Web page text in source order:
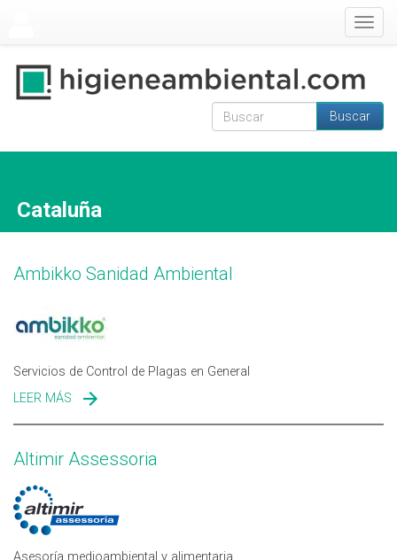
Formulario de
Buscar
Cataluña
Ambikko Sanidad Ambiental
Servicios de Control de Plagas en General
LEER MÁS SOBRE AMBIKKO SANIDAD AMBIENTAL
Altimir Assessoria